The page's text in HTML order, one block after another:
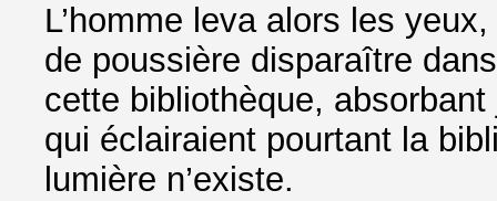
L’homme leva alors les
de poussière disparaître
cette bibliothèque,
qui éclairaient pourtant la
lumière n’existe.